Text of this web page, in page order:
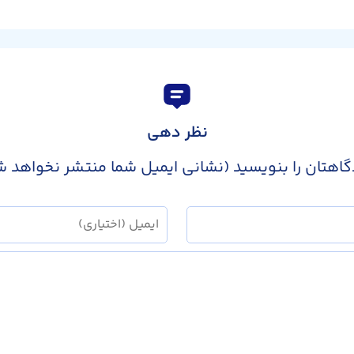
نظر دهی
را بنویسید (نشانی ایمیل شما منتشر